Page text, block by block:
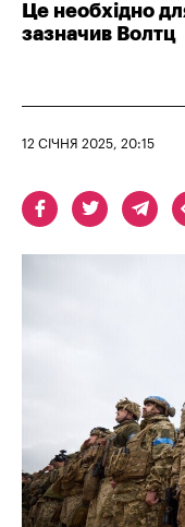
Це необхідно
зазначив Волтц
12 СІЧНЯ 2025, 20:15